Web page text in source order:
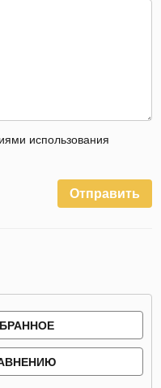
использования
Отправить